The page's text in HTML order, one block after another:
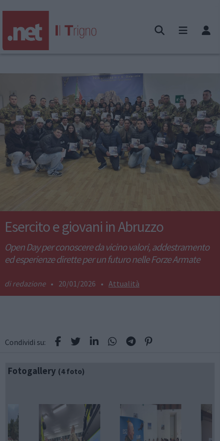
Esercito e giovani in Abruzzo
Open Day per conoscere da vicino valori, addestramento
ed esperienze dirette per un futuro nelle Forze Armate
redazione • 20/01/2026 • Attualità
Condividi su:
Fotogallery (4 foto)